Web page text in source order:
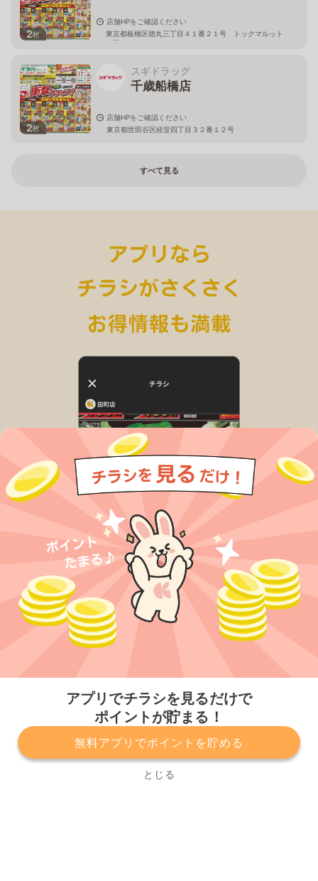
アプリでチラシを見るだけで
ポイントが貯まる！
無料アプリでポイントを貯める
とじる
2枚
店舗HPをご確認ください
東京都板橋区徳丸三丁目４１番２１号 トックマルット
１階
2枚
スギドラッグ
千歳船橋店
店舗HPをご確認ください
東京都世田谷区経堂四丁目３２番１２号
すべて見る
プライバシーポリシー 利用規約
運営会社
サービスに関してのお問い合わせ